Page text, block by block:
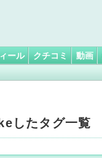
ール クチコミ 動画
したタグ一覧